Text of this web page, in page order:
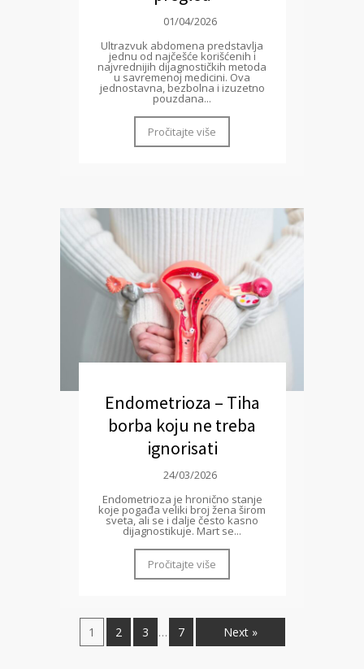
01/04/2026
Ultrazvuk abdomena predstavlja
jednu od najčešće korišćenih i
najvrednijih dijagnostičkih metoda
u savremenoj medicini. Ova
jednostavna, bezbolna i izuzetno
pouzdana...
Pročitajte više
Endometrioza – Tiha
borba koju ne treba
ignorisati
24/03/2026
Endometrioza je hronično stanje
koje pogađa veliki broj žena širom
sveta, ali se i dalje često kasno
dijagnostikuje. Mart se...
Pročitajte više
1 2 3 … 7 Next »